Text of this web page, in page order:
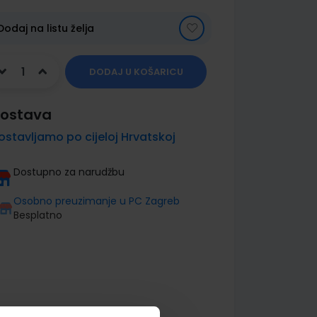
na listu želja
DODAJ U KOŠARICU
po cijeloj Hrvatskoj
Dostupno za narudžbu
Osobno preuzimanje u PC Zagreb
Besplatno